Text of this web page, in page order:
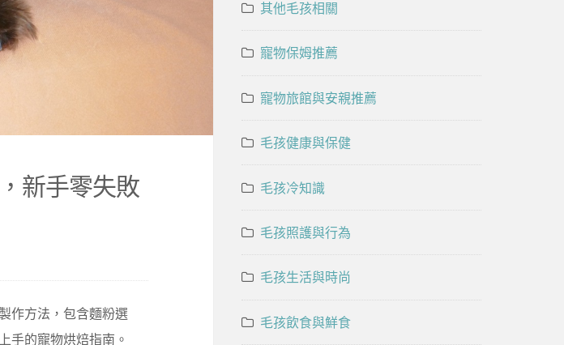
新手零失敗
作方法，包含麵粉選
手的寵物烘焙指南。
其他毛孩相關
寵物保姆推薦
寵物旅館與安親推薦
毛孩健康與保健
毛孩冷知識
毛孩照護與行為
毛孩生活與時尚
毛孩飲食與鮮食